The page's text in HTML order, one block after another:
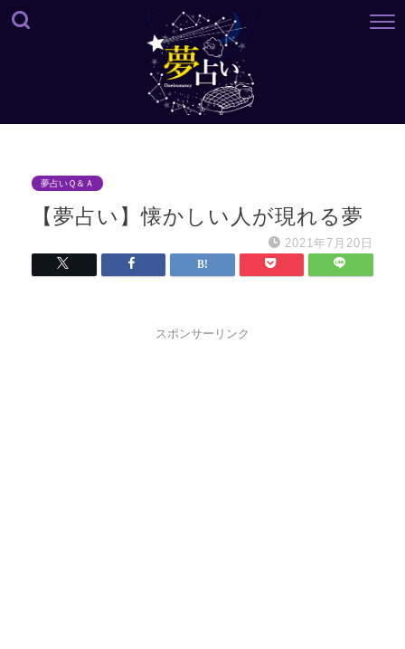
夢占いＱ＆Ａ
【夢占い】懐かしい人が現れる夢
2021年7月20日
スポンサーリンク